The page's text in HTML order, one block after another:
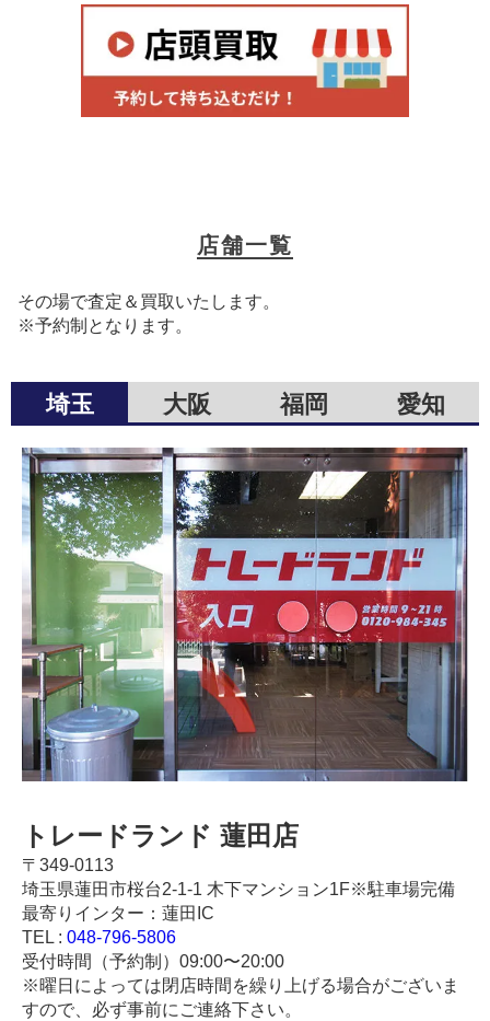
店舗一覧
その場で査定＆買取いたします。
※予約制となります。
埼玉 大阪 福岡 愛知
トレードランド 蓮田店
〒349-0113
埼玉県蓮田市桜台2-1-1 木下マンション1F※駐車場完備
最寄りインター：蓮田IC
TEL : 048-796-5806
受付時間（予約制）09:00〜20:00
※曜日によっては閉店時間を繰り上げる場合がございま
すので、必ず事前にご連絡下さい。